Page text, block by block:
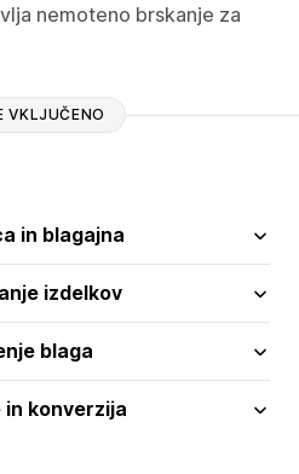
nemoteno brskanje za
VKLJUČENO
in blagajna
izdelkov
blaga
in konverzija